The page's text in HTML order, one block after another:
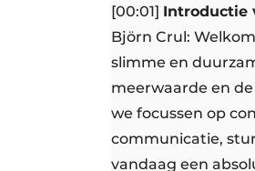
[00:01] Introductie
Björn Crul:
slimme en
meerwaarde en
we focussen op
communicatie,
vandaag een